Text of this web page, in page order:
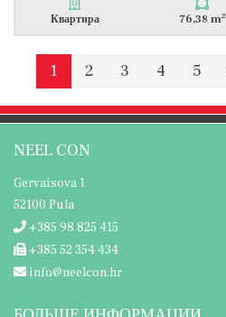
Квартира 76,38 m2
1 2 3 4 5
NEEL CON
Gervaisova 1
52100 Pula
+385 98 825 415
+385 52 354 434
info@neelcon.hr